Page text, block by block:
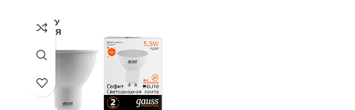
ОЧІКУ
ЄТЬСЯ